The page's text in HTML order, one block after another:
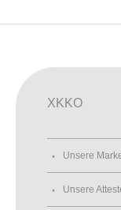
XKKO
Unsere
Unsere